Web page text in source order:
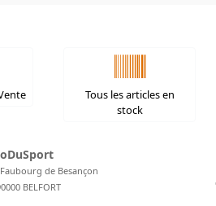
Tous les articles en
stock
de Besançon
BELFORT